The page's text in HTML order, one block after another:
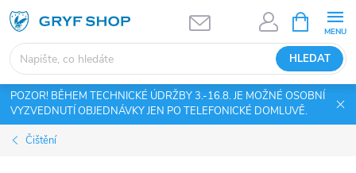
Přejít
na
obsah
HLEDAT
NÁKUPNÍ
KOŠÍK
POZOR! BĚHEM TECHNICKÉ ÚDRŽBY 3.-16.8. JE MOŽNÉ OSOBNÍ
VYZVEDNUTÍ OBJEDNÁVKY JEN PO TELEFONICKÉ DOMLUVĚ.
Čištění